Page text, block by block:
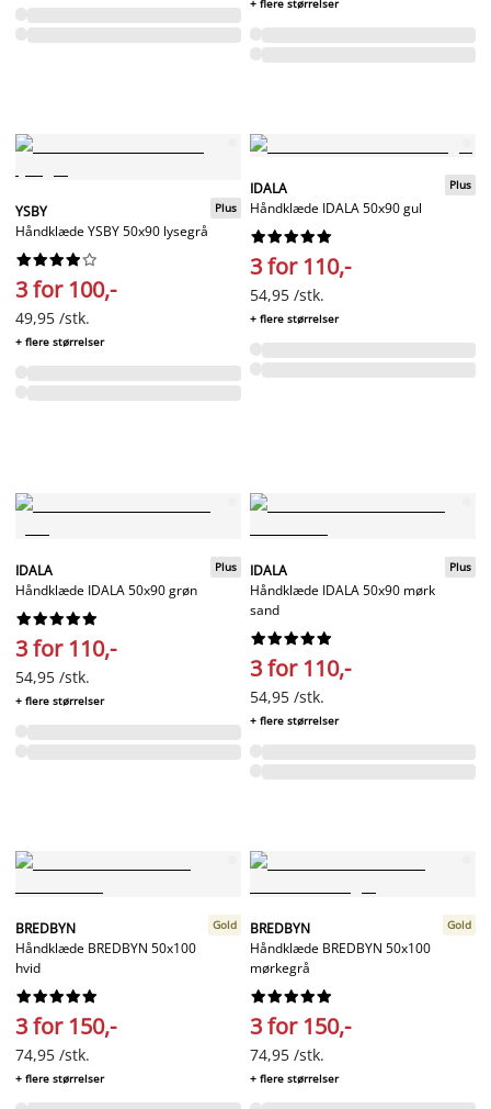
+ flere størrelser
YSBY
Håndklæde YSBY 50x90 lysegrå
Plus






3 for 100,-
49,95 /stk.
+ flere størrelser
IDALA
Håndklæde IDALA 50x90 gul
Plus






3 for 110,-
54,95 /stk.
+ flere størrelser
IDALA
Håndklæde IDALA 50x90 grøn
Plus






3 for 110,-
54,95 /stk.
+ flere størrelser
IDALA
Håndklæde IDALA 50x90 mørk
sand
Plus






3 for 110,-
54,95 /stk.
+ flere størrelser
BREDBYN
Håndklæde BREDBYN 50x100
hvid
Gold






3 for 150,-
74,95 /stk.
+ flere størrelser
BREDBYN
Håndklæde BREDBYN 50x100
mørkegrå
Gold






3 for 150,-
74,95 /stk.
+ flere størrelser